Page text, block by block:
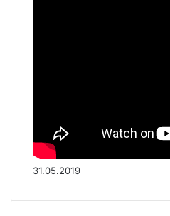
31.05.2019